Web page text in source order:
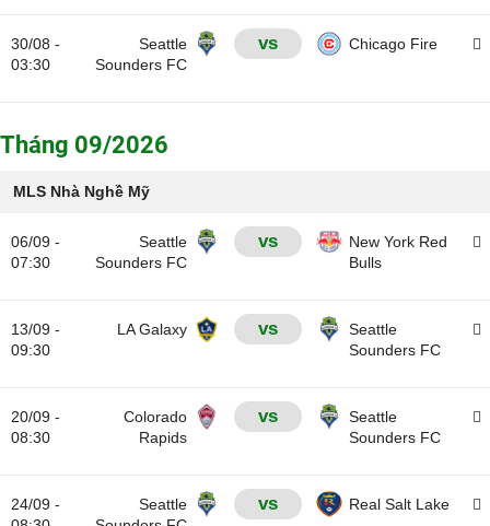
30/08 -
03:30
Seattle
Sounders FC
vs Chicago Fire
Tháng 09/2026
MLS Nhà Nghề Mỹ
06/09 -
07:30
Seattle
Sounders FC
vs
New York Red
Bulls
13/09 -
09:30
LA Galaxy vs
Seattle
Sounders FC
20/09 -
08:30
Colorado
Rapids
vs
Seattle
Sounders FC
24/09 -
Seattle
vs Real Salt Lake